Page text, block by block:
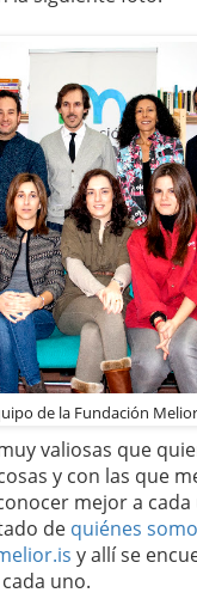
de la Fundación Melior
valiosas que
y con las que
mejor a cada
de quiénes
y allí se
uno.